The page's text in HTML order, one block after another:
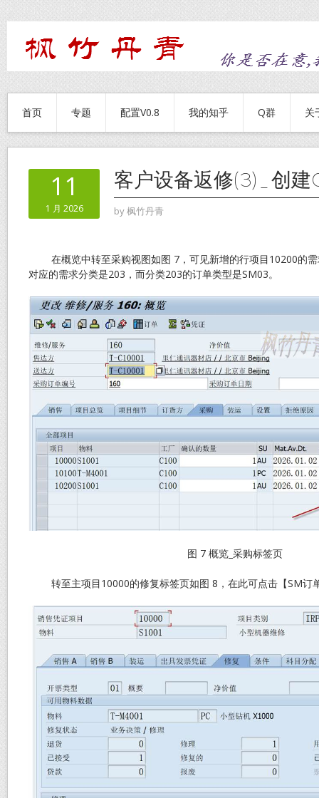
首页 专题 配置V0.8 我的知乎 Q群 关
11
1 月 2026
客户设备返修(3)_创建
by枫竹丹青
在概览中转至采购视图如图 7，可见新增的行项目10200的需
对应的需求分类是203，而分类203的订单类型是SM03。
图 7 概览_采购标签页
转至主项目10000的修复标签页如图 8，在此可点击【SM订